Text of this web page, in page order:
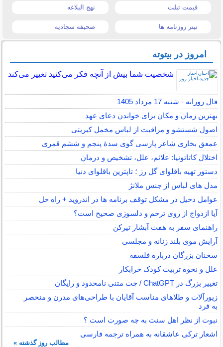
قیمت تبلت نهج البلاغه
تیتر روزنامه ها صحیفه سجادیه
امروز در بیتوته
شخصیت شما بیش از آنچه فکر می‌کنید تغییر می‌کند
فال روزانه - شنبه 17 مرداد 1405
بهترین زمان و مکان برای خواندن دعای عهد
اصول شستشو و مراقبت از لباس مخمل کبریتی
عمعق بخاری شاعر پارسی گوی سدهٔ پنجم و ششم قمری
اختلال کاتاتونیا: علائم، علل، تشخیص و درمان
دستور تهیه باقلوای گل رز ؛ تاپترین باقلوای دنیا
مدل های لباس از جنس ملانژ
عوامل دخیل در مشکل توقف برنامه ها در اندروید + راه حل
آیا ازدواج از روی ترحم و دلسوزی صحیح است؟
راهنمای سفر به هفت آبشار تیرکن
آرایش موی بلند زنانه و مجلسی
سخنان بزرگان درباره فلسفه
علل و نحوه تربیت کودک خرابکار
تغییر بزرگ در ChatGPT / چت متنی نامحدود و رایگان
زیورآلات و طلاهای مناسب آقایان با طراحی‌های مدرن و منحصر
به فرد
نبوت از نظر اهل سنت به چه صورت است ؟
اشعار ترکی عاشقانه به همراه ترجمه فارسی
مطالب روز گذشته »